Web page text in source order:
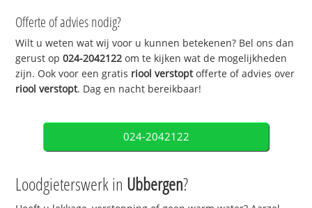
Offerte of advies nodig?
Wilt u weten wat wij voor u kunnen betekenen? Bel ons dan
gerust op024-2042122 om te kijken wat de mogelijkheden
zijn. Ook voor een gratis riool verstoptofferte of advies over
riool verstopt. Dag en nacht bereikbaar!
024-2042122
Loodgieterswerk in Ubbergen?